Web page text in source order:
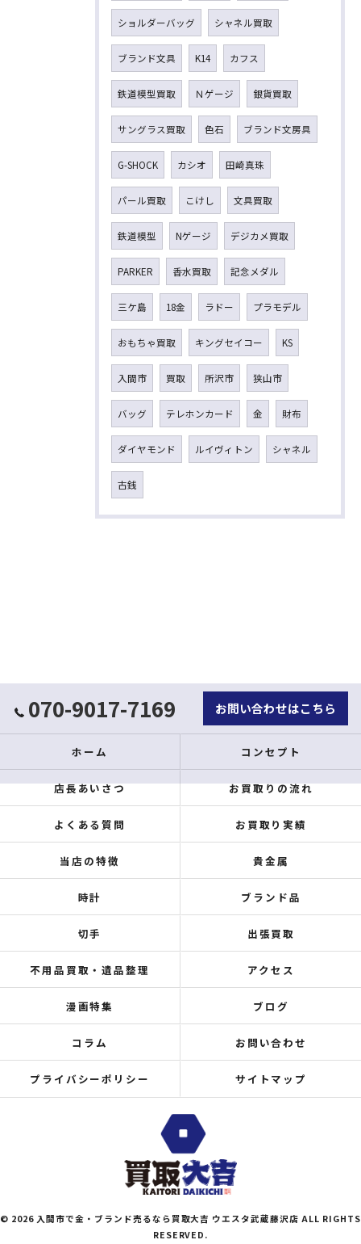
ショルダーバッグ シャネル買取
ブランド文具 K14 カフス
鉄道模型買取 Ｎゲージ 銀貨買取
サングラス買取 色石 ブランド文房具
G-SHOCK カシオ 田崎真珠
パール買取 こけし 文具買取
鉄道模型 Nゲージ デジカメ買取
PARKER 香水買取 記念メダル
三ケ島 18金 ラドー プラモデル
おもちゃ買取 キングセイコー KS
入間市 買取 所沢市 狭山市
バッグ テレホンカード 金 財布
ダイヤモンド ルイヴィトン シャネル
古銭
070-9017-7169 お問い合わせはこちら
ホーム コンセプト
店長あいさつ お買取りの流れ
よくある質問 お買取り実績
当店の特徴 貴金属
時計 ブランド品
切手 出張買取
不用品買取・遺品整理 アクセス
漫画特集 ブログ
コラム お問い合わせ
プライバシーポリシー サイトマップ
© 2026 入間市で金・ブランド売るなら買取大吉 ウエスタ武蔵藤沢店 ALL RIGHTS
RESERVED.